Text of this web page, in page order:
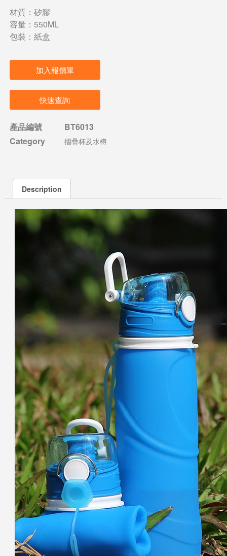
材質：矽膠
容量：550ML
包裝：紙盒
加入報價單
快速查詢
產品編號
BT6013
Category
摺疊杯及水樽
Description